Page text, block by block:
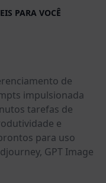
PARA VOCÊ
de
impulsionada
tarefas de
e
para uso
GPT Image